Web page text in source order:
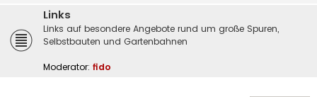
Links
Links auf besondere Angebote rund um große Spuren,
Selbstbauten und Gartenbahnen
Moderator: fido